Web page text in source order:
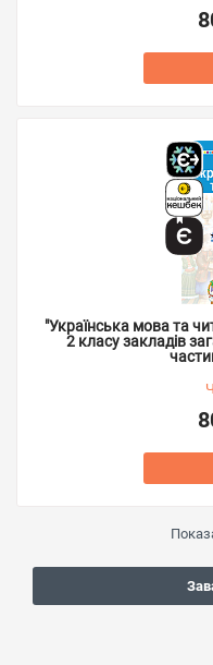
"Українська мова та
2 класу закладів